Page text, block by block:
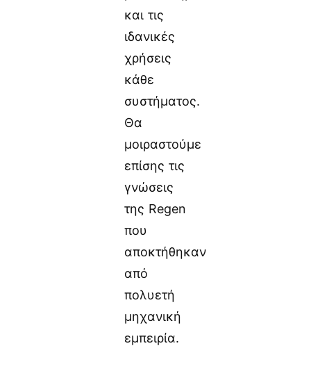
και τις
ιδανικές
χρήσεις
κάθε
συστήματος.
Θα
μοιραστούμε
επίσης τις
γνώσεις
της Regen
που
αποκτήθηκαν
από
πολυετή
μηχανική
εμπειρία.